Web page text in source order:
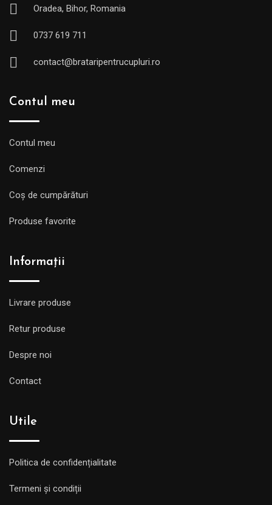
Oradea, Bihor, Romania
0737 619 711
contact@brataripentrucupluri.ro
Contul meu
Contul meu
Comenzi
Coș de cumpărături
Produse favorite
Informații
Livrare produse
Retur produse
Despre noi
Contact
Utile
Politica de confidențialitate
Termeni și condiții